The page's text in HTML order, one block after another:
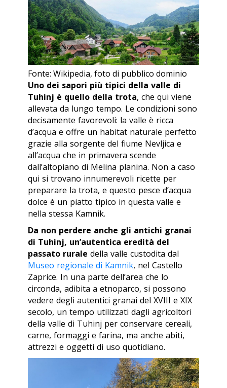
Fonte: Wikipedia, foto di pubblico dominio
Uno dei sapori più tipici della valle di
Tuhinj è quello della trota, che qui viene
allevata da lungo tempo. Le condizioni sono
decisamente favorevoli: la valle è ricca
d’acqua e offre un habitat naturale perfetto
grazie alla sorgente del fiume Nevljica e
all’acqua che in primavera scende
dall’altopiano di Melina planina. Non a caso
qui si trovano innumerevoli ricette per
preparare la trota, e questo pesce d’acqua
dolce è un piatto tipico in questa valle e
nella stessa Kamnik.
Da non perdere anche gli antichi granai
di Tuhinj, un’autentica eredità del
passato rurale della valle custodita dal
Museo regionale di Kamnik, nel Castello
Zaprice. In una parte dell’area che lo
circonda, adibita a etnoparco, si possono
vedere degli autentici granai del XVIII e XIX
secolo, un tempo utilizzati dagli agricoltori
della valle di Tuhinj per conservare cereali,
carne, formaggi e farina, ma anche abiti,
attrezzi e oggetti di uso quotidiano.